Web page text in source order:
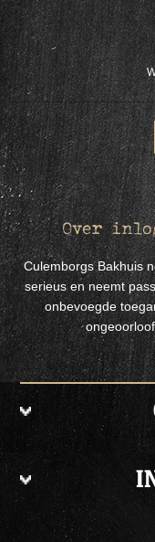
Over
Culemborgs Bakhuis
serieus en neemt
onbevoegde